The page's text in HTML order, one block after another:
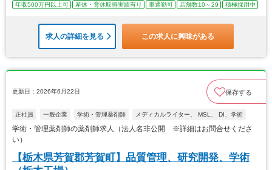
年収500万円以上可 産休・育休取得実績有り 車通勤可 店舗数10～29 積極採用中
求人の詳細を見る この求人に興味がある
更新日：2026年6月22日 保存する
正社員 一般企業 学術・管理薬剤師 メディカルライター、 MSL、 DI、学術
学術・管理薬剤師の薬剤師求人（法人名非公開 ※詳細はお問合せくださ
い）
【栃木県芳賀郡芳賀町】品質管理、研究開発、学術